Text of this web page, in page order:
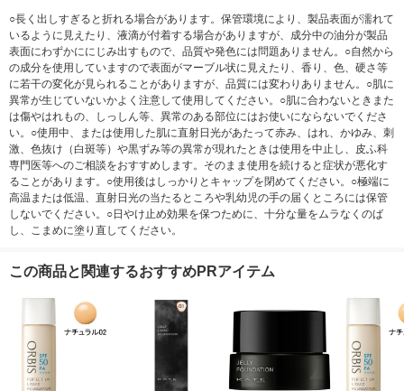
○長く出しすぎると折れる場合があります。保管環境により、製品表面が濡れて
いるように見えたり、液滴が付着する場合がありますが、成分中の油分が製品
表面にわずかににじみ出すもので、品質や発色には問題ありません。○自然から
の成分を使用していますので表面がマーブル状に見えたり、香り、色、硬さ等
に若干の変化が見られることがありますが、品質には変わりありません。○肌に
異常が生じていないかよく注意して使用してください。○肌に合わないときまた
は傷やはれもの、しっしん等、異常のある部位にはお使いにならないでくださ
い。○使用中、または使用した肌に直射日光があたって赤み、はれ、かゆみ、刺
激、色抜け（白斑等）や黒ずみ等の異常が現れたときは使用を中止し、皮ふ科
専門医等へのご相談をおすすめします。そのまま使用を続けると症状が悪化す
ることがあります。○使用後はしっかりとキャップを閉めてください。○極端に
高温または低温、直射日光の当たるところや乳幼児の手の届くところには保管
しないでください。○日やけ止め効果を保つために、十分な量をムラなくのば
し、こまめに塗り直してください。
この商品と関連するおすすめPRアイテム